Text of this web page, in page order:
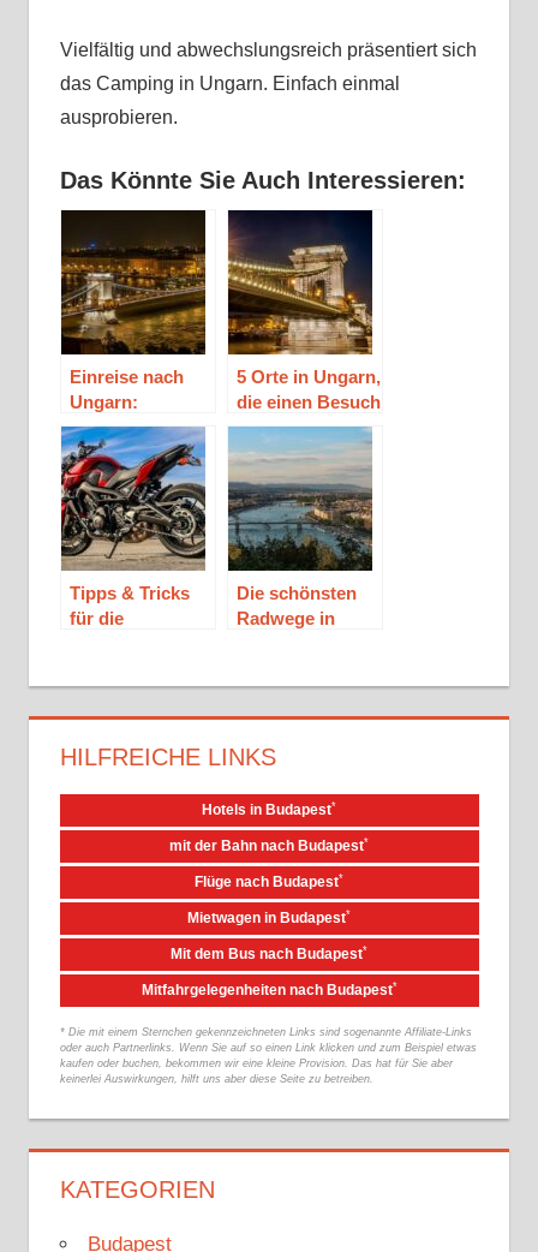
Vielfältig und abwechslungsreich präsentiert sich
das Camping in Ungarn. Einfach einmal
ausprobieren.
Das Könnte Sie Auch Interessieren:
Einreise nach
Ungarn:
Erfahren Sie
alles, was Sie
wissen müssen
5 Orte in Ungarn,
die einen Besuch
wert sind
Tipps & Tricks
für die
Die schönsten
Radwege in
HILFREICHE LINKS
Hotels in Budapest*
mit der Bahn nach Budapest*
Flüge nach Budapest*
Mietwagen in Budapest*
Mit dem Bus nach Budapest*
Mitfahrgelegenheiten nach Budapest*
* Die mit einem Sternchen gekennzeichneten Links sind sogenannte Affiliate-Links
oder auch Partnerlinks. Wenn Sie auf so einen Link klicken und zum Beispiel etwas
kaufen oder buchen, bekommen wir eine kleine Provision. Das hat für Sie aber
keinerlei Auswirkungen, hilft uns aber diese Seite zu betreiben.
KATEGORIEN
Budapest